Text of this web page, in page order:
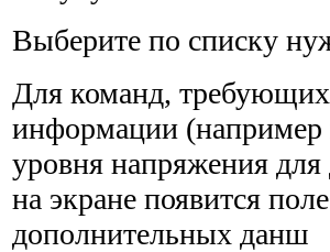
Выберите по списку
Для команд,
информации (например
уровня напряжения для
на экране появится
дополнительных данш